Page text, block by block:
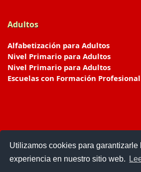
Utilizamos cookies para garantizarle
experiencia en nuestro sitio web.
Adultos
Alfabetización para Adultos
Nivel Primario para Adultos
Nivel Primario para Adultos
Escuelas con Formación